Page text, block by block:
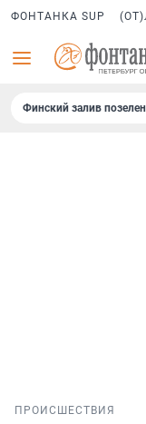
ФОНТАНКА SUP
Финский залив
ПРОИСШЕСТВИЯ